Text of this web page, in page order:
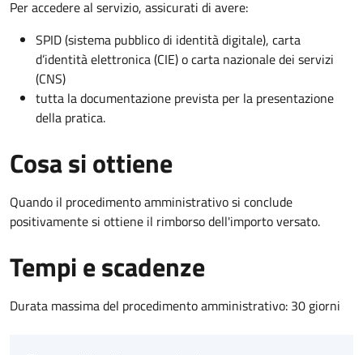
Per accedere al servizio, assicurati di avere:
SPID (sistema pubblico di identità digitale), carta
d’identità elettronica (CIE) o carta nazionale dei servizi
(CNS)
tutta la documentazione prevista per la presentazione
della pratica.
Cosa si ottiene
Quando il procedimento amministrativo si conclude
positivamente si ottiene il rimborso dell'importo versato.
Tempi e scadenze
Durata massima del procedimento amministrativo: 30 giorni